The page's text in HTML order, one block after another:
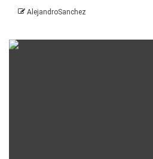
AlejandroSanchez